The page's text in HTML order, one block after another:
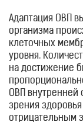
Адаптация ОВП
организма
клеточных
уровня.
на достижение
ОВП внутренней
зрения
отрицательным